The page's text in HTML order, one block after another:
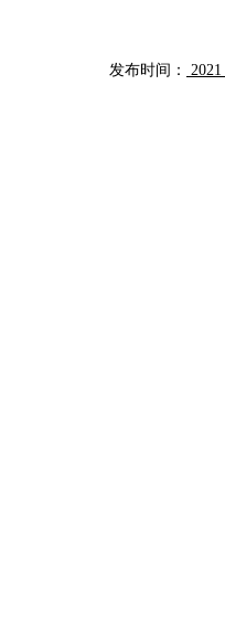
发布时间： 2021